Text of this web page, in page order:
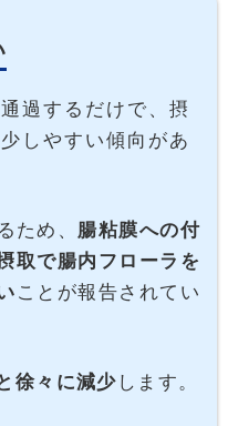
過するだけで、摂
しやすい傾向があ
ため、 腸粘膜への付
取で腸内フローラを
ことが報告されてい
徐々に減少 します。